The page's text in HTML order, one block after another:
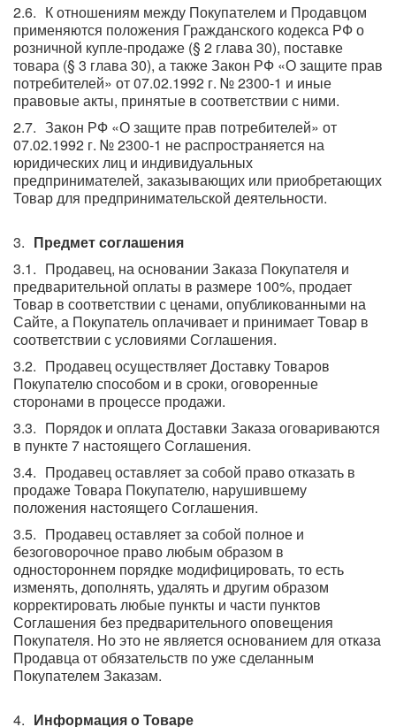
К отношениям между Покупателем и Продавцом
применяются положения Гражданского кодекса РФ о
розничной купле-продаже (§ 2 глава 30), поставке
товара (§ 3 глава 30), а также Закон РФ «О защите прав
потребителей» от 07.02.1992 г. № 2300-1 и иные
правовые акты, принятые в соответствии с ними.
Закон РФ «О защите прав потребителей» от
07.02.1992 г. № 2300-1 не распространяется на
юридических лиц и индивидуальных
предпринимателей, заказывающих или приобретающих
Товар для предпринимательской деятельности.
Предмет соглашения
Продавец, на основании Заказа Покупателя и
предварительной оплаты в размере 100%, продает
Товар в соответствии с ценами, опубликованными на
Сайте, а Покупатель оплачивает и принимает Товар в
соответствии с условиями Соглашения.
Продавец осуществляет Доставку Товаров
Покупателю способом и в сроки, оговоренные
сторонами в процессе продажи.
Порядок и оплата Доставки Заказа оговариваются
в пункте 7 настоящего Соглашения.
Продавец оставляет за собой право отказать в
продаже Товара Покупателю, нарушившему
положения настоящего Соглашения.
Продавец оставляет за собой полное и
безоговорочное право любым образом в
одностороннем порядке модифицировать, то есть
изменять, дополнять, удалять и другим образом
корректировать любые пункты и части пунктов
Соглашения без предварительного оповещения
Покупателя. Но это не является основанием для отказа
Продавца от обязательств по уже сделанным
Покупателем Заказам.
Информация о Товаре